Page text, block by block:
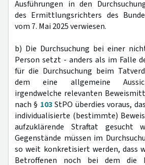
Ausführungen in den
des Ermittlungsrichters des
vom 7. Mai 2025 verwiesen.
b) Die Durchsuchung bei einer
Person setzt - anders als im Falle
für die Durchsuchung beim
dem eine allgemeine
irgendwelche relevanten
nach § 103StPO überdies voraus,
individualisierte (bestimmte)
aufzuklärende Straftat gesucht
Gegenstände müssen im
so weit konkretisiert werden, dass
Betroffenen noch bei dem die